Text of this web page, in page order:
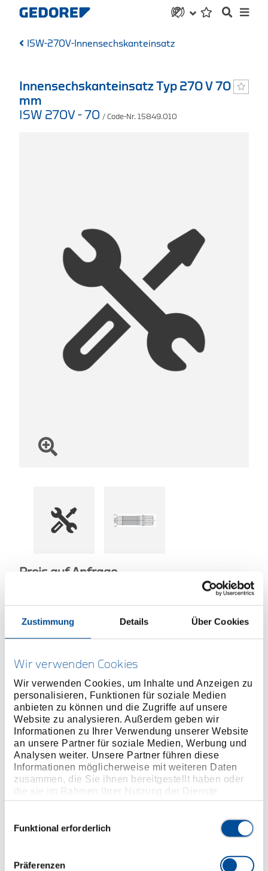
Zustimmung Details Über Cookies
Wir verwenden Cookies
Wir verwenden Cookies, um Inhalte und Anzeigen zu
personalisieren, Funktionen für soziale Medien
anbieten zu können und die Zugriffe auf unsere
Website zu analysieren. Außerdem geben wir
Informationen zu Ihrer Verwendung unserer Website
an unsere Partner für soziale Medien, Werbung und
Analysen weiter. Unsere Partner führen diese
Informationen möglicherweise mit weiteren Daten
zusammen, die Sie ihnen bereitgestellt haben oder
die sie im Rahmen Ihrer Nutzung der Dienste
gesammelt haben. Unsere vollständige
Funktional erforderlich
Präferenzen
ISW-270V-Innensechskanteinsatz
Innensechskanteinsatz Typ 270 V 70
mm
ISW 270V - 70 / Code-Nr. 15849.010
Preis auf Anfrage
VERTRIEBSPARTNER
MEHR INFORMATIONEN ÜBER
HOCHMOMENTWERKZEUGE
Produktlinie
Produktbeschreibung
der Innensechskanteinsatz lässt sich direkt in den